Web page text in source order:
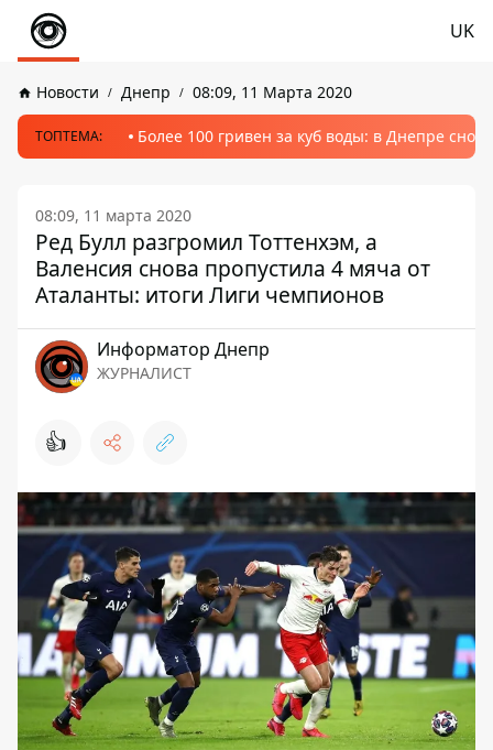
UK
Новости Днепр 08:09, 11 Марта 2020
ТОПТЕМА: Более 100 гривен за куб воды: в Днепре
08:09, 11 марта 2020
Ред Булл разгромил Тоттенхэм, а
Валенсия снова пропустила 4 мяча от
Аталанты: итоги Лиги чемпионов
Информатор Днепр
ЖУРНАЛИСТ
👍